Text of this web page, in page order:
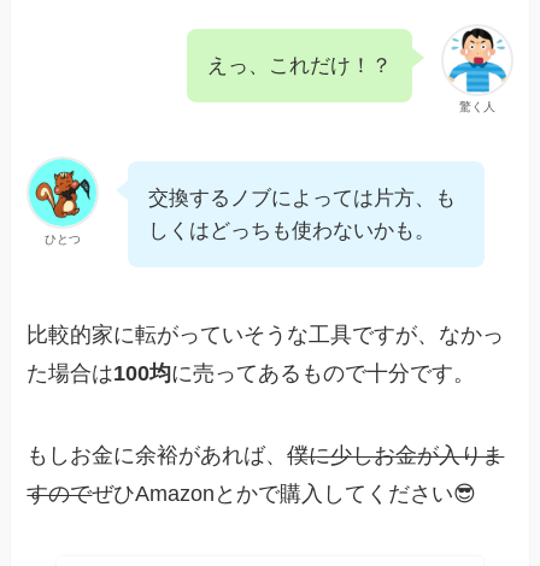
驚く人
えっ、これだけ！？
ひとつ
交換するノブによっては片方、も
しくはどっちも使わないかも。
比較的家に転がっていそうな工具ですが、なかっ
た場合は100均に売ってあるもので十分です。
もしお金に余裕があれば、僕に少しお金が入りま
すのでぜひAmazonとかで購入してください😎